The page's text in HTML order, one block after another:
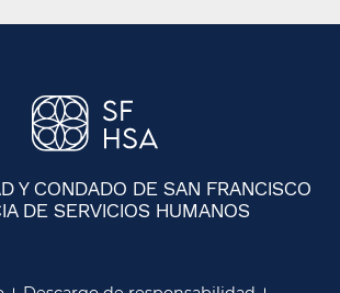
Y CONDADO DE SAN FRANCISCO
DE SERVICIOS HUMANOS